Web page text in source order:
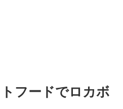
フードでロカボ